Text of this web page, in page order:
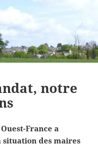
notre
France a
situation des maires